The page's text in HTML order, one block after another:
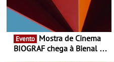
Evento
BIOGRAF chega à Bienal de